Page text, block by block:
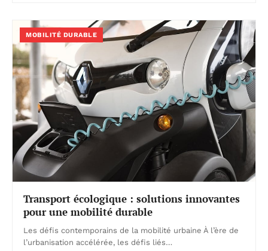
MOBILITÉ DURABLE
Transport écologique : solutions innovantes
pour une mobilité durable
Les défis contemporains de la mobilité urbaine À l’ère de
l’urbanisation accélérée, les défis liés…